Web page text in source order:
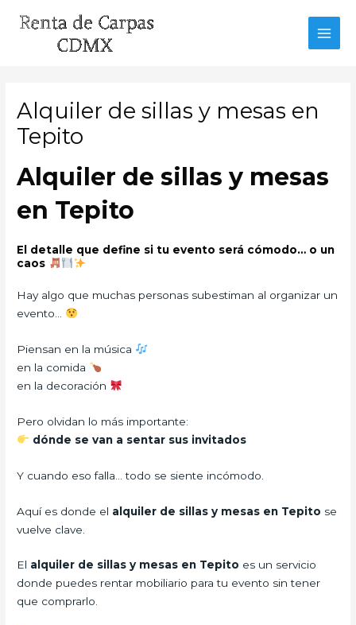
Alquiler de sillas y mesas en
Tepito
Alquiler de sillas y mesas
en Tepito
El detalle que define si tu evento será cómodo… o un
caos
Hay algo que muchas personas subestiman al organizar un
evento…
Piensan en la música
en la comida
en la decoración
Pero olvidan lo más importante:
dónde se van a sentar sus invitados
Y cuando eso falla… todo se siente incómodo.
Aquí es donde el alquiler de sillas y mesas en Tepito se
vuelve clave.
El alquiler de sillas y mesas en Tepito es un servicio
donde puedes rentar mobiliario para tu evento sin tener
que comprarlo.